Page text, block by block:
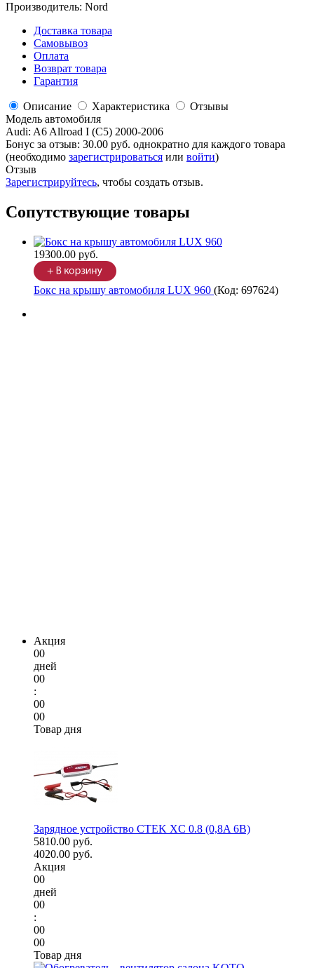
Производитель: Nord
Доставка товара
Самовывоз
Оплата
Возврат товара
Гарантия
Описание Характеристика
Отзывы
Модель автомобиля
Audi: A6 Allroad I (C5) 2000-2006
Бонус за отзыв: 30.00 руб. однократно для каждого товара
(необходимо зарегистрироваться или войти)
Отзыв
Зарегистрируйтесь, чтобы создать отзыв.
Сопутствующие товары
19300.00 руб.
Бокс на крышу автомобиля LUX 960 (Код: 697624)
Акция
00
дней
00
:
00
00
Товар дня
Зарядное устройство CTEK XC 0.8 (0,8A 6В)
5810.00 руб.
4020.00 руб.
Акция
00
дней
00
:
00
00
Товар дня